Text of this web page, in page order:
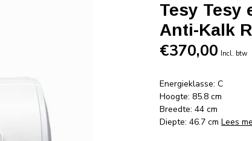
Tesy Tesy
Anti-Kalk
€370,00 Incl. btw
Energieklasse: C
Hoogte: 85.8 cm
Breedte: 44 cm
Diepte: 46.7 cmLees